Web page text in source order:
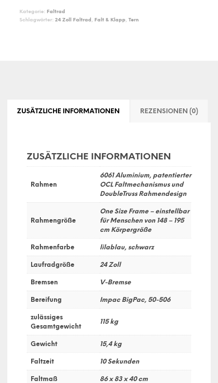
Kategorie: Faltrad
Schlagwörter: 24 Zoll Faltrad, Falt & Klapp, Tern
ZUSÄTZLICHE INFORMATIONEN REZENSIONEN (0)
ZUSÄTZLICHE INFORMATIONEN
Rahmen
6061 Aluminium, patentierter
OCL Faltmechanismus und
DoubleTruss Rahmendesign
Rahmengröße
One Size Frame – einstellbar
für Menschen von 148 – 195
cm Körpergröße
Rahmenfarbe lilablau, schwarz
Laufradgröße 24 Zoll
Bremsen V-Bremse
Bereifung Impac BigPac, 50-506
zulässiges
Gesamtgewicht
115 kg
Gewicht 15,4 kg
Faltzeit 10 Sekunden
Faltmaß 86 x 83 x 40 cm